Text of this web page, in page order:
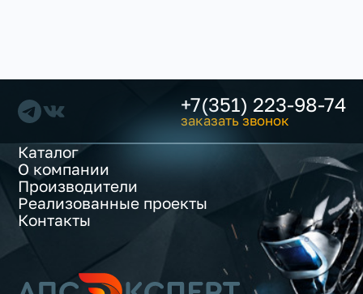
+7(351) 223-98-74
заказать звонок
Каталог
О компании
Производители
Реализованные проекты
Контакты